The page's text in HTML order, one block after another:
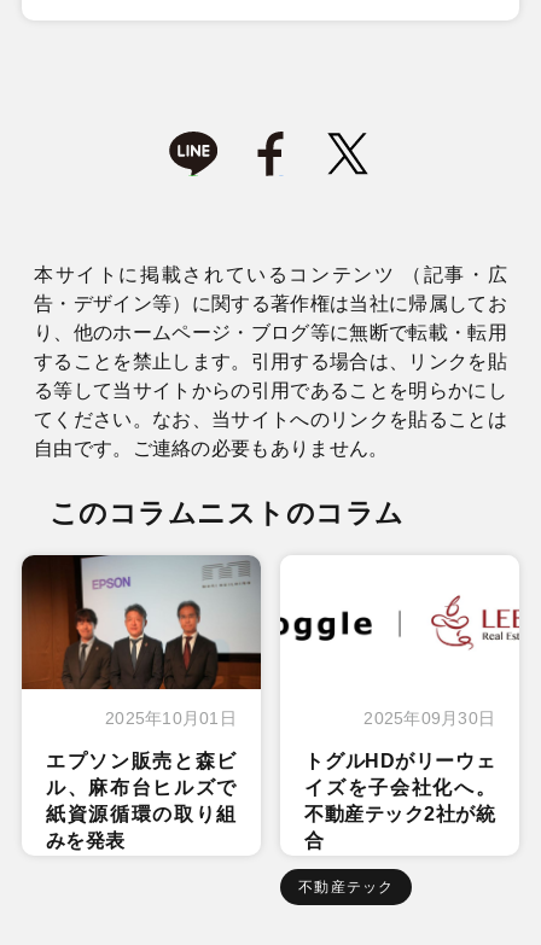
本サイトに掲載されているコンテンツ （記事・広
告・デザイン等）に関する著作権は当社に帰属してお
り、他のホームページ・ブログ等に無断で転載・転用
することを禁止します。引用する場合は、リンクを貼
る等して当サイトからの引用であることを明らかにし
てください。なお、当サイトへのリンクを貼ることは
自由です。ご連絡の必要もありません。
このコラムニストのコラム
2025年10月01日
エプソン販売と森ビ
ル、麻布台ヒルズで
紙資源循環の取り組
みを発表
2025年09月30日
トグルHDがリーウェ
イズを子会社化へ。
不動産テック2社が統
合
不動産テック